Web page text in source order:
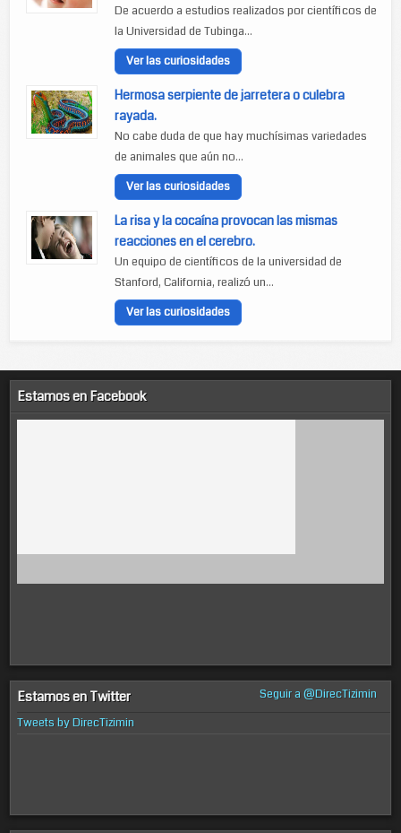
De acuerdo a estudios realizados por científicos de
la Universidad de Tubinga...
Ver las curiosidades
Hermosa serpiente de jarretera o culebra
rayada.
No cabe duda de que hay muchísimas variedades
de animales que aún no...
Ver las curiosidades
La risa y la cocaína provocan las mismas
reacciones en el cerebro.
Un equipo de científicos de la universidad de
Stanford, California, realizó un...
Ver las curiosidades
Estamos en Facebook
Estamos en Twitter
Seguir a @DirecTizimin
Tweets by DirecTizimin